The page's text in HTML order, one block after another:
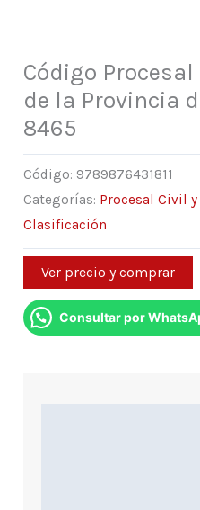
Código
de la Provincia
8465
Código: 9789876431811
Categorías: Procesal Civil
Clasificación
Ver precio y comprar
Consultar por